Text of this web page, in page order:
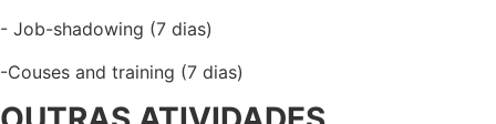
- Job-shadowing (7 dias)
-Couses and training (7 dias)